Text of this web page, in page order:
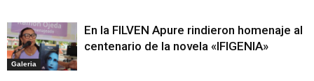
Galeria
En la FILVEN Apure rindieron homenaje al
centenario de la novela «IFIGENIA»